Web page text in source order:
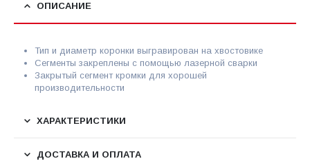
ОПИСАНИЕ
Тип и диаметр коронки выгравирован на хвостовике
Сегменты закреплены с помощью лазерной сварки
Закрытый сегмент кромки для хорошей
производительности
ХАРАКТЕРИСТИКИ
ДОСТАВКА И ОПЛАТА